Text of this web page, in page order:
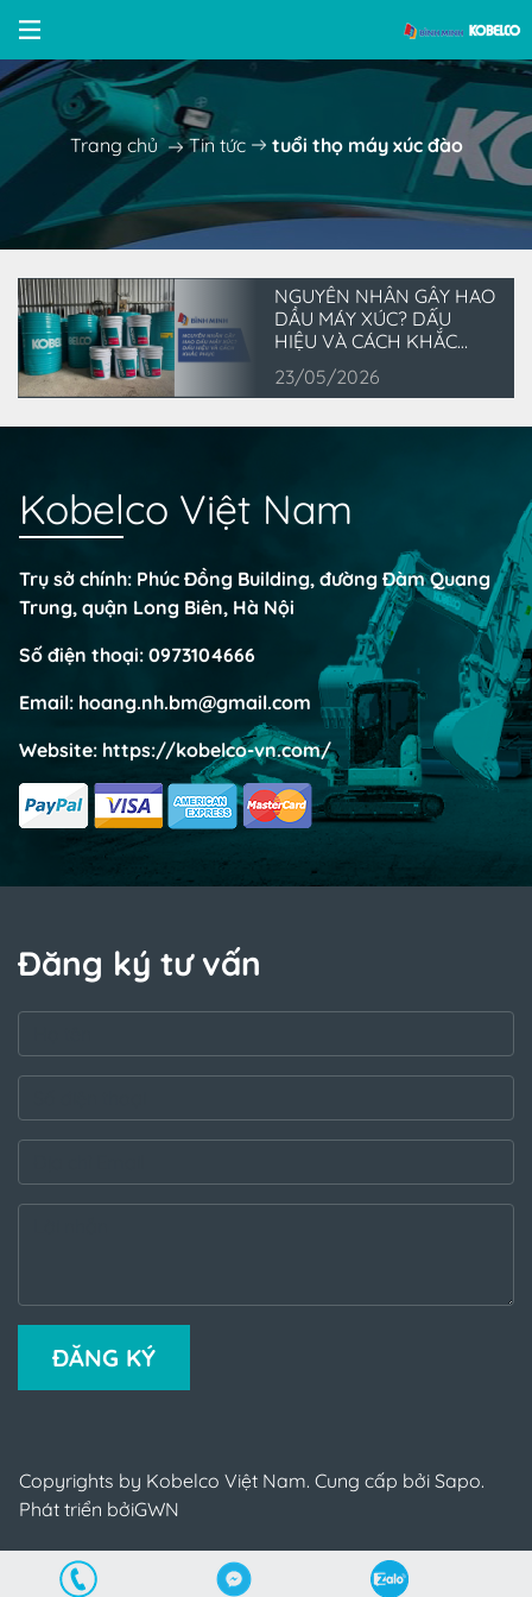
Trang chủ Tin tức tuổi thọ máy xúc đào
NGUYÊN NHÂN GÂY HAO
DẦU MÁY XÚC? DẤU
HIỆU VÀ CÁCH KHẮC
PHỤC
23/05/2026
Kobelco Việt Nam
Trụ sở chính: Phúc Đồng Building, đường Đàm Quang
Trung, quận Long Biên, Hà Nội
Số điện thoại: 0973104666
Email: hoang.nh.bm@gmail.com
Website: https://kobelco-vn.com/
Đăng ký tư vấn
ĐĂNG KÝ
Copyrights by Kobelco Việt Nam. Cung cấp bởi Sapo.
Phát triển bởiGWN